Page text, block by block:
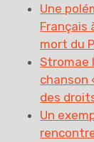
Une
Français
mort du
Stromae
chanson
des
Un